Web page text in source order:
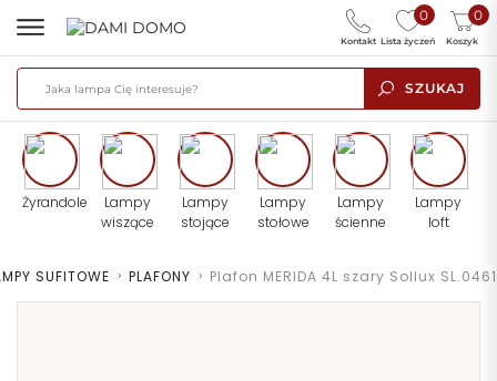
SZUKAJ
0
Lista życzeń
0
Koszyk
Kontakt
Żyrandole
Lampy
wiszące
Lampy
stojące
Lampy
stołowe
Lampy
ścienne
Lampy
loft
SUFITOWE > PLAFONY > Plafon MERIDA 4L szary Sollux SL.0461